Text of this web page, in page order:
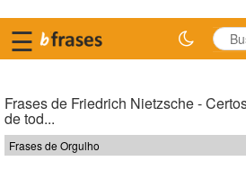
☰
Frases de Friedrich Nietzsche -
de tod...
Frases de Orgulho